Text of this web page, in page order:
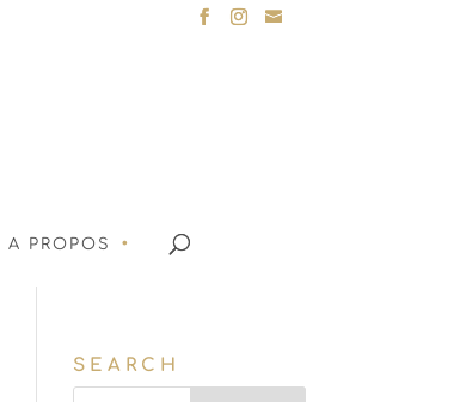
A PROPOS
SEARCH